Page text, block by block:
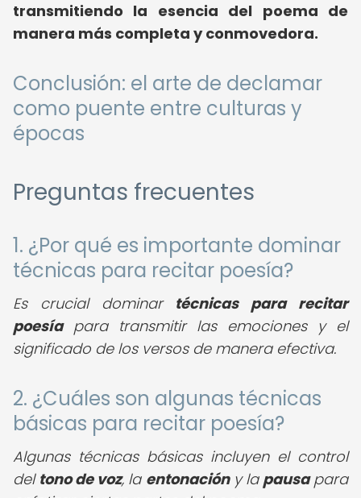
transmitiendo la esencia del poema de
manera más completa y conmovedora.
Conclusión: el arte de declamar
como puente entre culturas y
épocas
Preguntas frecuentes
1. ¿Por qué es importante dominar
técnicas para recitar poesía?
Es crucial dominar técnicas para recitar
poesíapara transmitir las emociones y el
significado de los versos de manera efectiva.
2. ¿Cuáles son algunas técnicas
básicas para recitar poesía?
Algunas técnicas básicas incluyen el control
del tono de voz, la entonacióny la pausapara